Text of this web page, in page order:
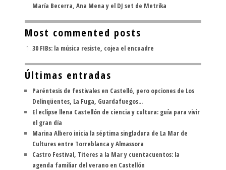
María Becerra, Ana Mena y el DJ set de Metrika
Most commented posts
30 FIBs: la música resiste, cojea el encuadre
Últimas entradas
Paréntesis de festivales en Castelló, pero opciones de Los
Delinqüentes, La Fuga, Guardafuegos...
El eclipse llena Castellón de ciencia y cultura: guía para vivir
el gran día
Marina Albero inicia la séptima singladura de La Mar de
Cultures entre Torreblanca y Almassora
Castro Festival, Títeres a la Mar y cuentacuentos: la
agenda familiar del verano en Castellón